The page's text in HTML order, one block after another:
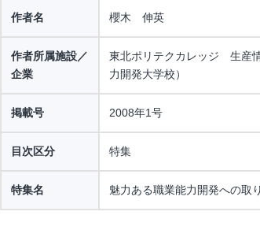
作者名 櫻木 伸英
作者所属施設／
企業
東北ポリテクカレッジ 生産
力開発大学校）
掲載号 2008年1号
目次区分 特集
特集名 魅力ある職業能力開発への取